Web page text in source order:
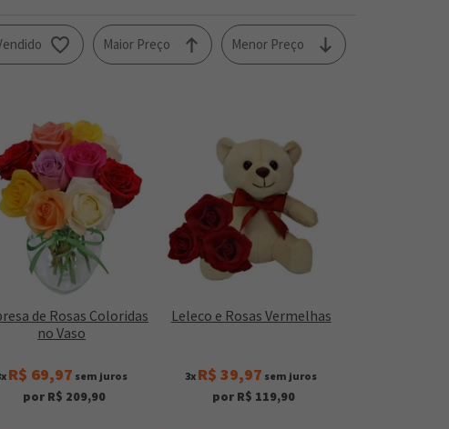
Menor Preço
Maior Preço
de Rosas Coloridas
no Vaso
R$ 69,97 sem juros
por R$ 209,90
Leleco e Rosas Vermelhas
3x R$ 39,97 sem juros
por R$ 119,90